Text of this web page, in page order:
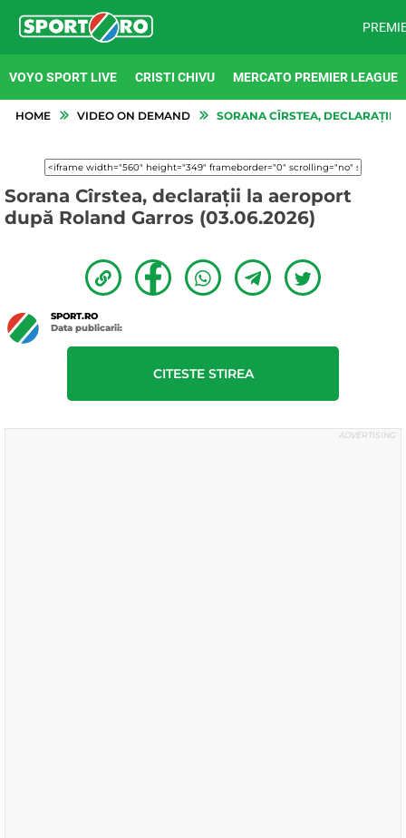
VOYO SPORT LIVE CRISTI CHIVU MERCATO PREMIER LEAGUE
HOME VIDEO ON DEMAND SORANA CÎRSTEA, DECLARAȚII
Sorana Cîrstea, declarații la aeroport
după Roland Garros (03.06.2026)
SPORT.RO
Data publicarii:
CITESTE STIREA